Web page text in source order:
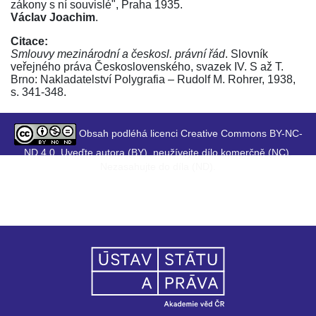
zákony s ní souvislé", Praha 1935.
Václav Joachim.
Citace:
Smlouvy mezinárodní a českosl. právní řád. Slovník
veřejného práva Československého, svazek IV. S až T.
Brno: Nakladatelství Polygrafia – Rudolf M. Rohrer, 1938,
s. 341-348.
Obsah podléhá licenci Creative Commons BY-NC-
ND 4.0. Uveďte autora (BY), neužívejte dílo komerčně (NC),